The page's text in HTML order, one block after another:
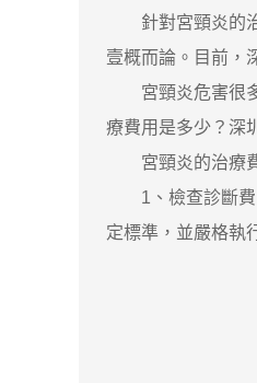
針對宮頸炎的治
壹概而論。目前，
宮頸炎危害很多
療費用是多少？深
宮頸炎的治療費
1、檢查診斷費。
定標準，並嚴格執